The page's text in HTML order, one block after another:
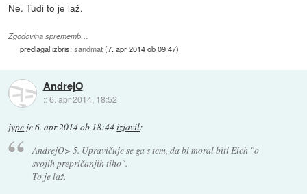
Ne. Tudi to je laž.
Zgodovina sprememb…
predlagal izbris:sandmat(7. apr 2014 ob 09:47)
AndrejO
::6. apr 2014, 18:52
jype je6. apr 2014 ob 18:44izjavil:
AndrejO> 5. Upravičuje se ga s tem, da bi moral biti Eich "o
svojih prepričanjih tiho".
To je laž.